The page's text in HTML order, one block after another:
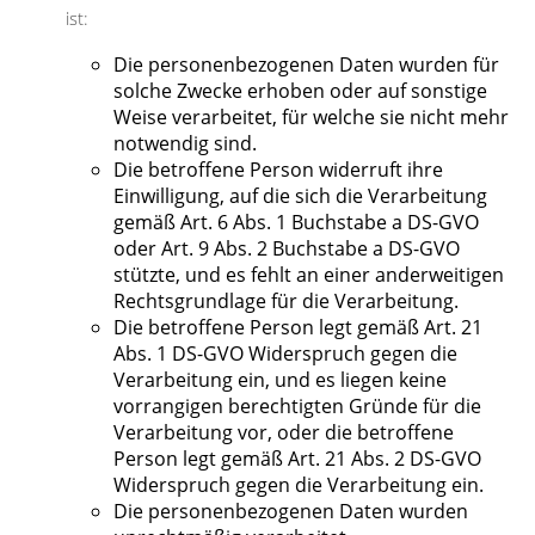
ist:
Die personenbezogenen Daten wurden für
solche Zwecke erhoben oder auf sonstige
Weise verarbeitet, für welche sie nicht mehr
notwendig sind.
Die betroffene Person widerruft ihre
Einwilligung, auf die sich die Verarbeitung
gemäß Art. 6 Abs. 1 Buchstabe a DS-GVO
oder Art. 9 Abs. 2 Buchstabe a DS-GVO
stützte, und es fehlt an einer anderweitigen
Rechtsgrundlage für die Verarbeitung.
Die betroffene Person legt gemäß Art. 21
Abs. 1 DS-GVO Widerspruch gegen die
Verarbeitung ein, und es liegen keine
vorrangigen berechtigten Gründe für die
Verarbeitung vor, oder die betroffene
Person legt gemäß Art. 21 Abs. 2 DS-GVO
Widerspruch gegen die Verarbeitung ein.
Die personenbezogenen Daten wurden